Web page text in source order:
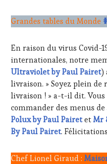
Grandes tables du Monde
En raison du virus Covid-
internationales, notre
Ultraviolet by Paul Pairet)
livraison. » Soyez plein de
livraison ! » a-t-il dit.
commander des menus
Polux by Paul PairetetMr
By Paul Pairet.
Chef Lionel Giraud :